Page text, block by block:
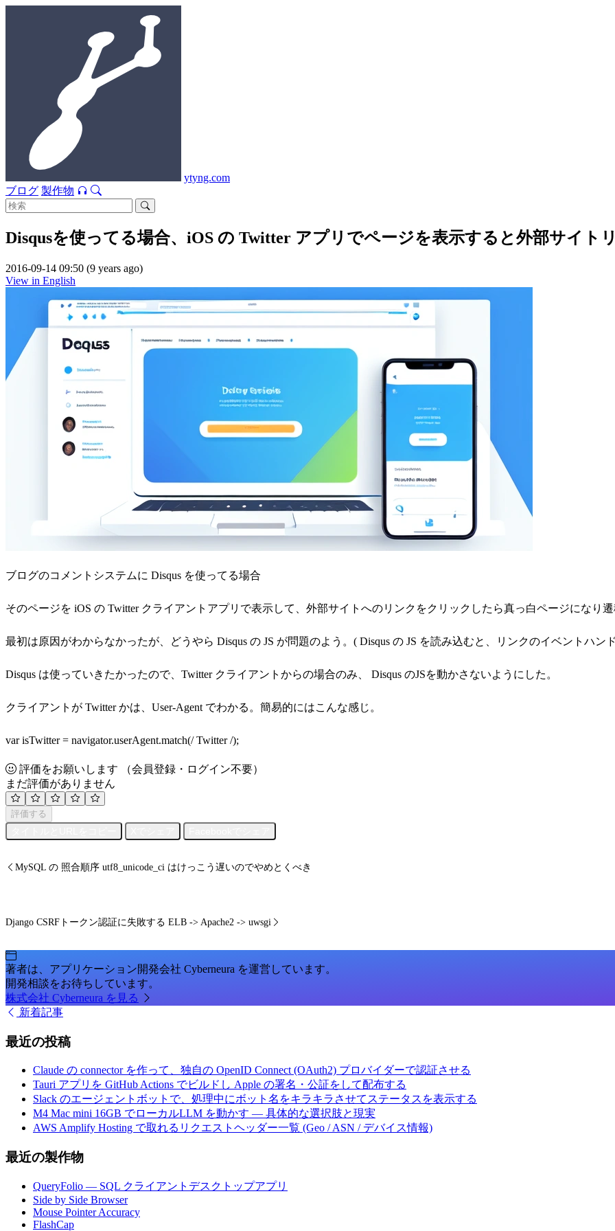
ytyng.com
ブログ 製作物
Disqusを使ってる場合、iOS の Twitter アプリでページを表示すると外部サイト
2016-09-14 09:50 (9 years ago)
View in English
ブログのコメントシステムに Disqus を使ってる場合
そのページを iOS の Twitter クライアントアプリで表示して、外部サイトへのリンクをクリックしたら真っ白ページになり遷
最初は原因がわからなかったが、どうやら Disqus の JS が問題のよう。( Disqus の JS を読み込むと、リンクのイベントハン
Disqus は使っていきたかったので、Twitter クライアントからの場合のみ、 Disqus のJSを動かさないようにした。
クライアントが Twitter かは、User-Agent でわかる。簡易的にはこんな感じ。
var isTwitter = navigator.userAgent.match(/ Twitter /);
評価をお願いします
（会員登録・ログイン不要）
まだ評価がありません
評価する
MySQL の 照合順序 utf8_unicode_ci はけっこう遅いのでやめとくべき
Django CSRFトークン認証に失敗する ELB -> Apache2 -> uwsgi
著者は、アプリケーション開発会社 Cyberneura を運営しています。
開発相談をお待ちしています。
株式会社 Cyberneura を見る
新着記事
最近の投稿
Claude の connector を作って、独自の OpenID Connect (OAuth2) プロバイダーで認証させる
Tauri アプリを GitHub Actions でビルドし Apple の署名・公証をして配布する
Slack のエージェントボットで、処理中にボット名をキラキラさせてステータスを表示する
M4 Mac mini 16GB でローカルLLM を動かす — 具体的な選択肢と現実
AWS Amplify Hosting で取れるリクエストヘッダー一覧 (Geo / ASN / デバイス情報)
最近の製作物
QueryFolio — SQL クライアントデスクトップアプリ
Side by Side Browser
Mouse Pointer Accuracy
FlashCap